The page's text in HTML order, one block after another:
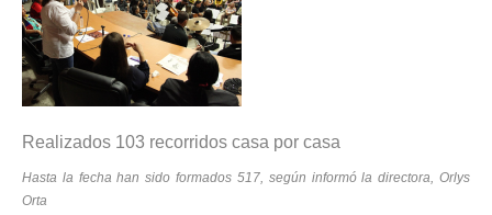
Realizados 103 recorridos casa por casa
Hasta la fecha han sido formados 517, según informó la directora, Orlys
Orta